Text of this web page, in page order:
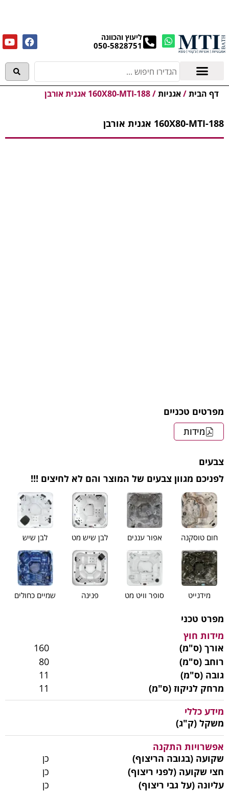
ליעוץ והכוונה
050-5828751
דף הבית/אגניות/160X80-MTI-188 אגנית אורבן
160X80-MTI-188 אגנית אורבן
צבעים
לפניכם מגוון צבעים של המוצר והם לא לחיצים !!!
חום טוסקנה אפור עננים לבן שיש מט לבן שיש
מידנייט סופר וויט מט פנינה שמיים כחולים
מפרט טכני
מידות חוץ
אורך (ס"מ)
160
רוחב (ס"מ)
80
גובה (ס"מ)
11
מרחק לניקוז (ס"מ)
11
מידע כללי
משקל (ק"ג)
אפשרויות התקנה
שקועה (בגובה הריצוף)
כן
חצי שקועה (לפני ריצוף)
כן
עליונה (על גבי ריצוף)
כן
מפרטים טכניים
מידות